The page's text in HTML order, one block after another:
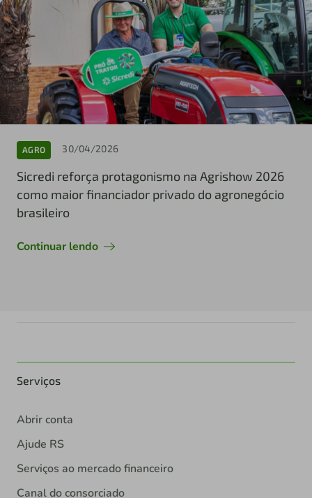
AGRO 30/04/2026
Sicredi reforça protagonismo na Agrishow 2026
como maior financiador privado do agronegócio
brasileiro
Continuar lendo
Serviços
Abrir conta
Ajude RS
Serviços ao mercado financeiro
Canal do consorciado